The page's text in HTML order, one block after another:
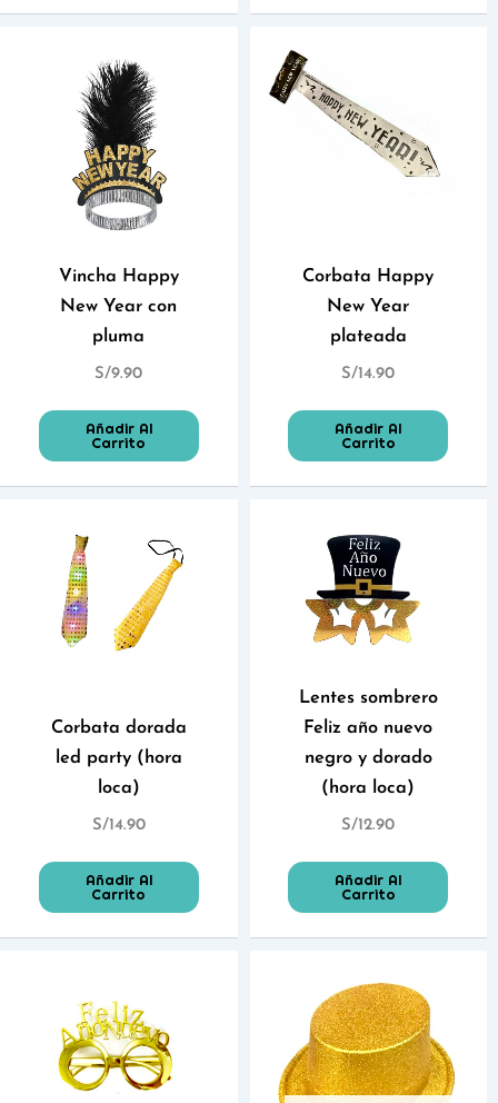
Vincha Happy
New Year con
pluma
S/9.90
Añadir Al
Carrito
Corbata Happy
New Year
plateada
S/14.90
Añadir Al
Carrito
Corbata dorada
led party (hora
loca)
S/14.90
Añadir Al
Carrito
Lentes sombrero
Feliz año nuevo
negro y dorado
(hora loca)
S/12.90
Añadir Al
Carrito